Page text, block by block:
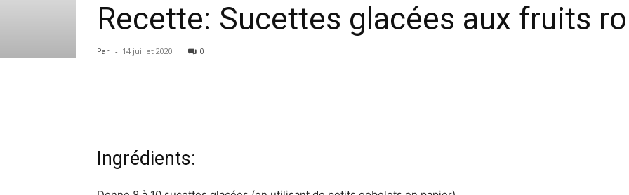
Recette: Sucettes glacées aux fruits
Par - 14 juillet 2020 0
Ingrédients: